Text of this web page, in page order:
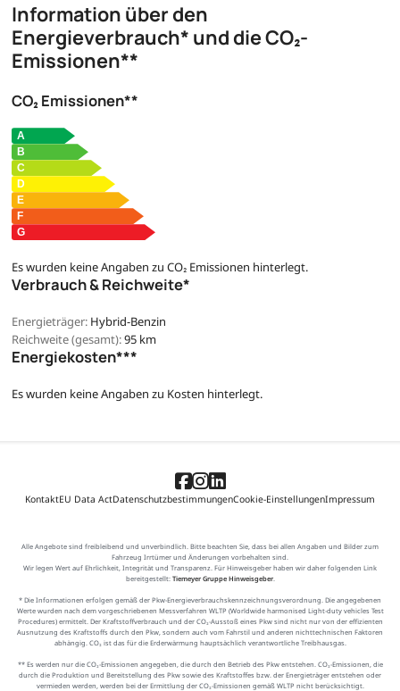
Information über den
Energieverbrauch* und die CO₂-
Emissionen**
CO₂ Emissionen**
Es wurden keine Angaben zu CO₂ Emissionen hinterlegt.
Verbrauch & Reichweite*
Energieträger: Hybrid-Benzin
Reichweite (gesamt):95 km
Energiekosten***
Es wurden keine Angaben zu Kosten hinterlegt.
KontaktEU Data ActDatenschutzbestimmungenCookie-EinstellungenImpressum
Alle Angebote sind freibleibend und unverbindlich. Bitte beachten Sie, dass bei allen Angaben und Bilder zum
Fahrzeug Irrtümer und Änderungen vorbehalten sind.
Wir legen Wert auf Ehrlichkeit, Integrität und Transparenz. Für Hinweisgeber haben wir daher folgenden Link
bereitgestellt: Tiemeyer Gruppe Hinweisgeber.
* Die Informationen erfolgen gemäß der Pkw-Energieverbrauchskennzeichnungsverordnung. Die angegebenen
Werte wurden nach dem vorgeschriebenen Messverfahren WLTP (Worldwide harmonised Light-duty vehicles Test
Procedures) ermittelt. Der Kraftstoffverbrauch und der CO₂-Ausstoß eines Pkw sind nicht nur von der effizienten
Ausnutzung des Kraftstoffs durch den Pkw, sondern auch vom Fahrstil und anderen nichttechnischen Faktoren
abhängig. CO₂ ist das für die Erderwärmung hauptsächlich verantwortliche Treibhausgas.
** Es werden nur die CO₂-Emissionen angegeben, die durch den Betrieb des Pkw entstehen. CO₂-Emissionen, die
durch die Produktion und Bereitstellung des Pkw sowie des Kraftstoffes bzw. der Energieträger entstehen oder
vermieden werden, werden bei der Ermittlung der CO₂-Emissionen gemäß WLTP nicht berücksichtigt.